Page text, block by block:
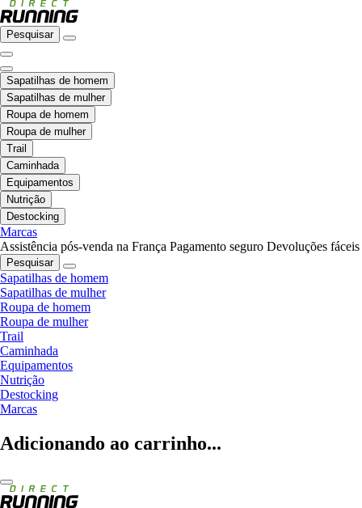
Pesquisar
Sapatilhas de homem
Sapatilhas de mulher
Roupa de homem
Roupa de mulher
Trail
Caminhada
Equipamentos
Nutrição
Destocking
Marcas
Assistência pós-venda na França Pagamento seguro Devoluções fáceis
Pesquisar
Sapatilhas de homem
Sapatilhas de mulher
Roupa de homem
Roupa de mulher
Trail
Caminhada
Equipamentos
Nutrição
Destocking
Marcas
Adicionando ao carrinho...